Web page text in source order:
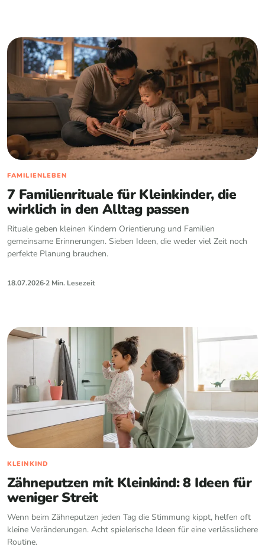
FAMILIENLEBEN
7 Familienrituale für Kleinkinder, die
wirklich in den Alltag passen
Rituale geben kleinen Kindern Orientierung und Familien
gemeinsame Erinnerungen. Sieben Ideen, die weder viel Zeit noch
perfekte Planung brauchen.
18.07.2026·2 Min. Lesezeit
KLEINKIND
Zähneputzen mit Kleinkind: 8 Ideen für
weniger Streit
Wenn beim Zähneputzen jeden Tag die Stimmung kippt, helfen oft
kleine Veränderungen. Acht spielerische Ideen für eine verlässlichere
Routine.